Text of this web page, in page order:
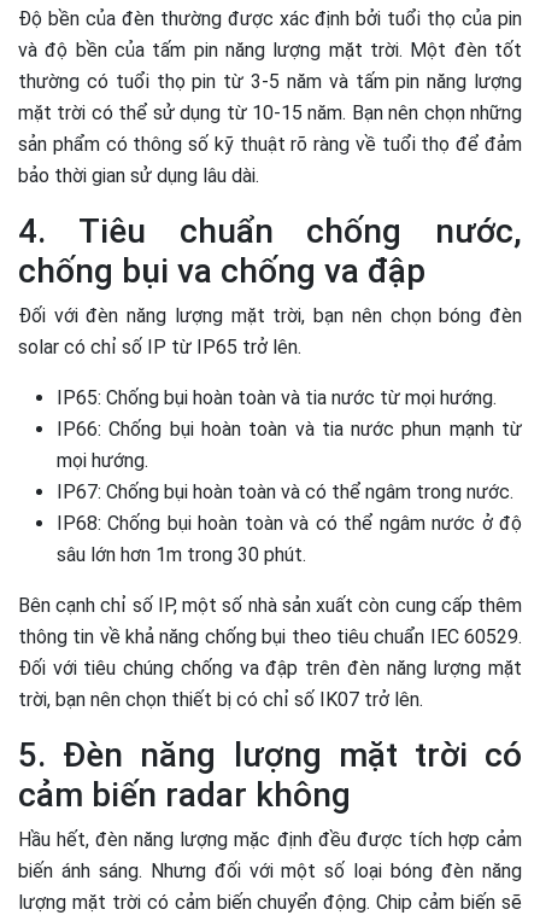
Độ bền của đèn thường được xác định bởi tuổi thọ của pin
và độ bền của tấm pin năng lượng mặt trời. Một đèn tốt
thường có tuổi thọ pin từ 3-5 năm và tấm pin năng lượng
mặt trời có thể sử dụng từ 10-15 năm. Bạn nên chọn những
sản phẩm có thông số kỹ thuật rõ ràng về tuổi thọ để đảm
bảo thời gian sử dụng lâu dài.
4. Tiêu chuẩn chống nước,
chống bụi va chống va đập
Đối với đèn năng lượng mặt trời, bạn nên chọn bóng đèn
solar có chỉ số IP từ IP65 trở lên.
IP65: Chống bụi hoàn toàn và tia nước từ mọi hướng.
IP66: Chống bụi hoàn toàn và tia nước phun mạnh từ
mọi hướng.
IP67: Chống bụi hoàn toàn và có thể ngâm trong nước.
IP68: Chống bụi hoàn toàn và có thể ngâm nước ở độ
sâu lớn hơn 1m trong 30 phút.
Bên cạnh chỉ số IP, một số nhà sản xuất còn cung cấp thêm
thông tin về khả năng chống bụi theo tiêu chuẩn IEC 60529.
Đối với tiêu chúng chống va đập trên đèn năng lượng mặt
trời, bạn nên chọn thiết bị có chỉ số IK07 trở lên.
5. Đèn năng lượng mặt trời có
cảm biến radar không
Hầu hết, đèn năng lượng mặc định đều được tích hợp cảm
biến ánh sáng. Nhưng đối với một số loại bóng đèn năng
lượng mặt trời có cảm biến chuyển động. Chip cảm biến sẽ